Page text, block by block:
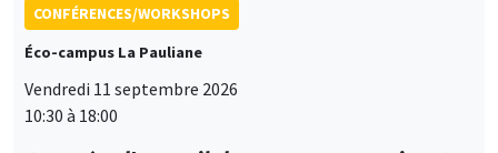
CONFÉRENCES/WORKSHOPS
Éco-campus La Pauliane
Vendredi 11 septembre 2026
10:30 à 18:00